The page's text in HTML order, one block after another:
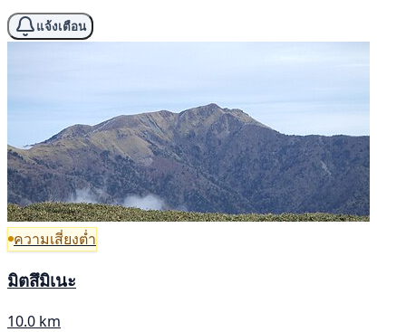
แจ้งเตือน
ความเสี่ยงต่ำ
มิตสึมิเนะ
10.0 km